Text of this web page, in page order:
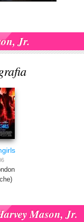
Jr.
Mason, Jr.